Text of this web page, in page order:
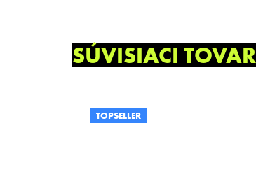
SÚVISIACI TOVAR
TOPSELLER